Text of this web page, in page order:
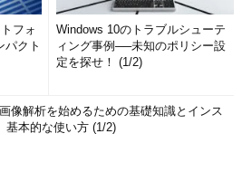
フォ
パクト
Windows 10のトラブルシューテ
ィング事例──未知のポリシー設
定を探せ！ (1/2)
像解析を始めるための基礎知識とインス
基本的な使い方 (1/2)